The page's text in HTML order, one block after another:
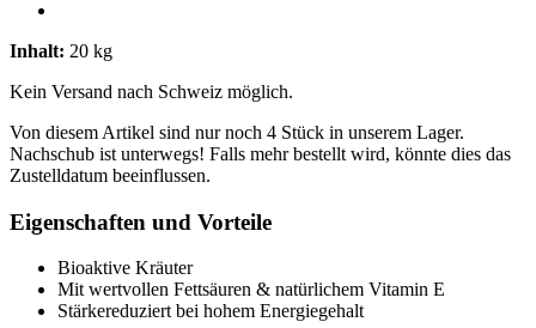
Inhalt: 20 kg
Kein Versand nach Schweiz möglich.
Von diesem Artikel sind nur noch 4 Stück in unserem Lager.
Nachschub ist unterwegs! Falls mehr bestellt wird, könnte dies das
Zustelldatum beeinflussen.
Eigenschaften und Vorteile
Bioaktive Kräuter
Mit wertvollen Fettsäuren & natürlichem Vitamin E
Stärkereduziert bei hohem Energiegehalt